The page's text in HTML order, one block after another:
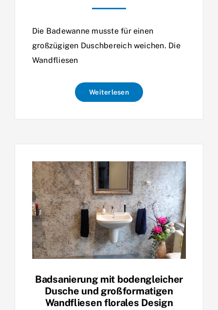
Die Badewanne musste für einen
großzügigen Duschbereich weichen. Die
Wandfliesen
Weiterlesen
Badsanierung mit bodengleicher
Dusche und großformatigen
Wandfliesen florales Design